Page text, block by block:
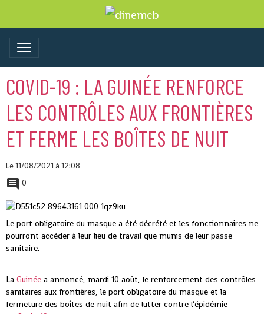
COVID-19 : LA GUINÉE RENFORCE
LES CONTRÔLES AUX FRONTIÈRES
ET FERME LES BOÎTES DE NUIT
Le 11/08/2021 à 12:08
0
Le port obligatoire du masque a été décrété et les fonctionnaires ne
pourront accéder à leur lieu de travail que munis de leur passe
sanitaire.
La Guinée a annoncé, mardi 10 août, le renforcement des contrôles
sanitaires aux frontières, le port obligatoire du masque et la
fermeture des boîtes de nuit afin de lutter contre l’épidémie